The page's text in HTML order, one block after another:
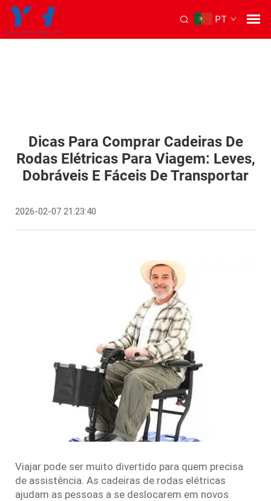
PT
Dicas Para Comprar Cadeiras De
Rodas Elétricas Para Viagem: Leves,
Dobráveis E Fáceis De Transportar
2026-02-07 21:23:40
Viajar pode ser muito divertido para quem precisa
de assistência. As cadeiras de rodas elétricas
ajudam as pessoas a se deslocarem em novos